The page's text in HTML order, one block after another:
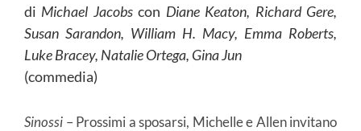
di Michael Jacobscon Diane Keaton, Richard Gere,
Susan Sarandon, William H. Macy, Emma Roberts,
Luke Bracey, Natalie Ortega, Gina Jun
(commedia)
Sinossi – Prossimi a sposarsi, Michelle e Allen invitano